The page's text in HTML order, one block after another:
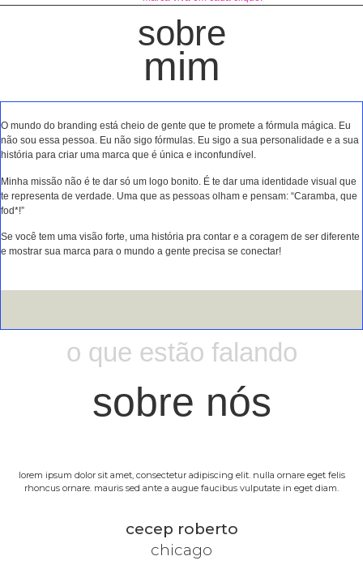
sobre
mim
O mundo do branding está cheio de gente que te promete a fórmula mágica. Eu
não sou essa pessoa. Eu não sigo fórmulas. Eu sigo a sua personalidade e a sua
história para criar uma marca que é única e inconfundível.
Minha missão não é te dar só um logo bonito. É te dar uma identidade visual que
te representa de verdade. Uma que as pessoas olham e pensam: “Caramba, que
fod*!”
Se você tem uma visão forte, uma história pra contar e a coragem de ser diferente
e mostrar sua marca para o mundo a gente precisa se conectar!
o que estão falando
sobre nós
lorem ipsum dolor sit amet, consectetur adipiscing elit. nulla ornare eget felis
rhoncus ornare. mauris sed ante a augue faucibus vulputate in eget diam.
cecep roberto
chicago